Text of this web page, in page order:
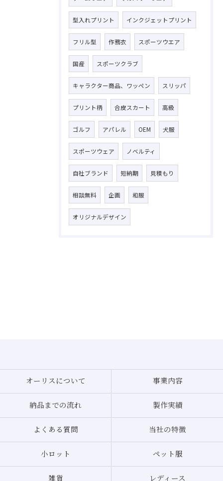
型入れプリント インクジェットプリント
フリル型 作務衣 スポーツウエア
国産 スポーツクラブ
キャラクター商品、ワッペン スリッパ
プリント柄 合皮スカート 高級
ゴルフ アパレル OEM 犬服
スポーツウェア ノベルティ
自社ブランド 短納期 見積もり
相談無料 企画 和服
オリジナルデザイン
オーリスについて 事業内容
納品までの流れ 製作実績
よくある質問 当社の特徴
小ロット ペット服
雑貨 レディース